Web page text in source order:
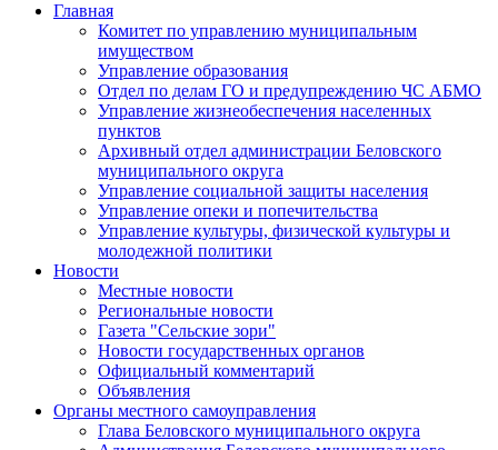
Главная
Комитет по управлению муниципальным
имуществом
Управление образования
Отдел по делам ГО и предупреждению ЧС АБМО
Управление жизнеобеспечения населенных
пунктов
Архивный отдел администрации Беловского
муниципального округа
Управление социальной защиты населения
Управление опеки и попечительства
Управление культуры, физической культуры и
молодежной политики
Новости
Местные новости
Региональные новости
Газета "Сельские зори"
Новости государственных органов
Официальный комментарий
Объявления
Органы местного самоуправления
Глава Беловского муниципального округа